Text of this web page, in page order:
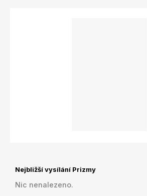
Nejbližší vysílání Prizmy
Nic nenalezeno.